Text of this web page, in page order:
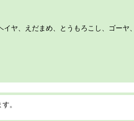
ヤ、えだまめ、とうもろこし、ゴーヤ、
。